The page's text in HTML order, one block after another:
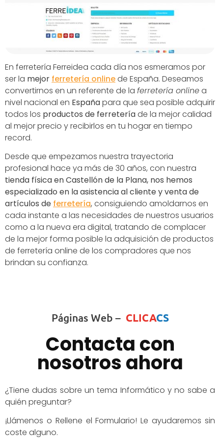
En ferretería Ferreidea cada día nos esmeramos por
ser la mejor ferretería onlinede España. Deseamos
convertirnos en un referente de la ferretería onlinea
nivel nacional en Españapara que sea posible adquirir
todos los productos de ferreteríade la mejor calidad
al mejor precio y recibirlos en tu hogar en tiempo
record.
Desde que empezamos nuestra trayectoria
profesional hace ya más de 30 años, con nuestra
tienda física en Castellón de la Plana, nos hemos
especializado en la asistencia al cliente y venta de
artículos de ferretería, consiguiendo amoldarnos en
cada instante a las necesidades de nuestros usuarios
como a la nueva era digital, tratando de complacer
de la mejor forma posible la adquisición de productos
de ferretería online de los compradores que nos
brindan su confianza.
Páginas Web – CLICACS
Contacta con
nosotros ahora
¿Tiene dudas sobre un tema Informático y no sabe a
quién preguntar?
¡Llámenos o Rellene el Formulario! Le ayudaremos sin
coste alguno.